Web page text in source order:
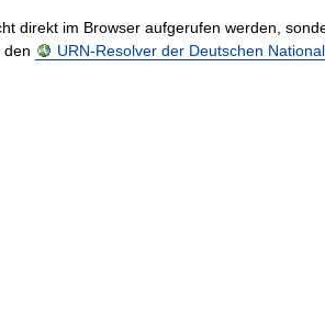
direkt im Browser aufgerufen werden,
den
URN-Resolver der Deutschen